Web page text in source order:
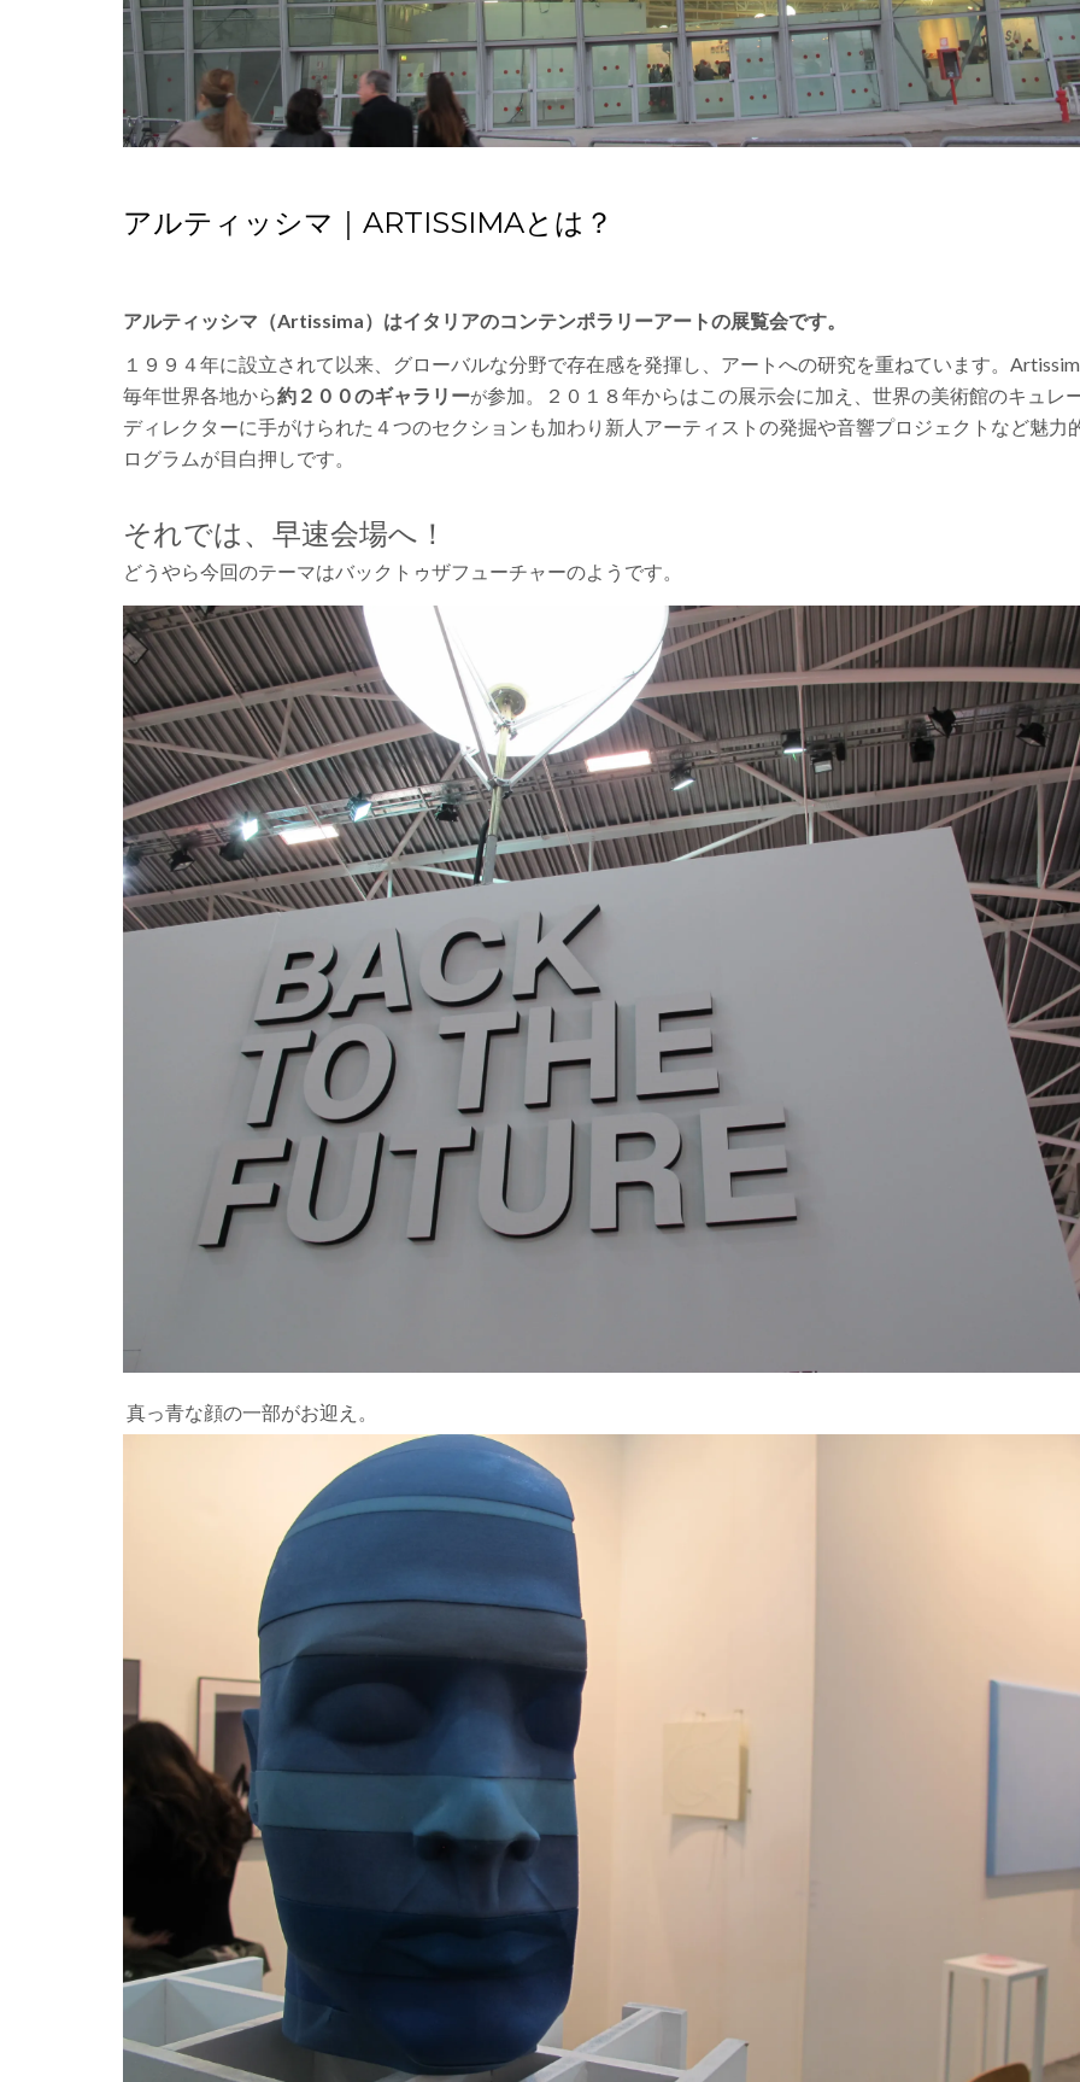
アルティッシマ｜ARTISSIMAとは？
アルティッシマ（Artissima）はイタリアのコンテンポラリーアートの展覧会です。
１９９４年に設立されて以来、グローバルな分野で存在感を発揮し、アートへの研究を重ねています。
毎年世界各地から約２００のギャラリーが参加。２０１８年からはこの展示会に加え、世界の美術館のキュレ
ディレクターに手がけられた４つのセクションも加わり新人アーティストの発掘や音響プロジェクトなど魅力
ログラムが目白押しです。
それでは、早速会場へ！
どうやら今回のテーマはバックトゥザフューチャーのようです。
真っ青な顔の一部がお迎え。